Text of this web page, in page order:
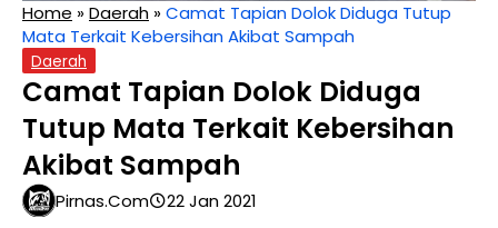
Home »Daerah »Camat Tapian Dolok Diduga Tutup
Mata Terkait Kebersihan Akibat Sampah
Daerah
Camat Tapian Dolok Diduga
Tutup Mata Terkait Kebersihan
Akibat Sampah
Pirnas.com
22 Jan 2021